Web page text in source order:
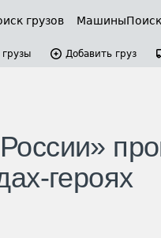
грузов Машины
Добавить груз
героях